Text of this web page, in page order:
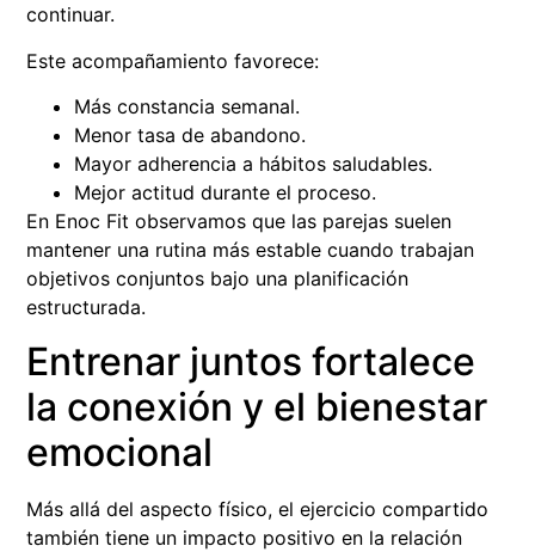
continuar.
Este acompañamiento favorece:
Más constancia semanal.
Menor tasa de abandono.
Mayor adherencia a hábitos saludables.
Mejor actitud durante el proceso.
En Enoc Fit observamos que las parejas suelen
mantener una rutina más estable cuando trabajan
objetivos conjuntos bajo una planificación
estructurada.
Entrenar juntos fortalece
la conexión y el bienestar
emocional
Más allá del aspecto físico, el ejercicio compartido
también tiene un impacto positivo en la relación